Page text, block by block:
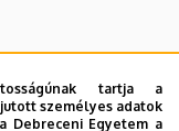
tartja a
személyes adatok
Debreceni Egyetem a
Klinika látogatási